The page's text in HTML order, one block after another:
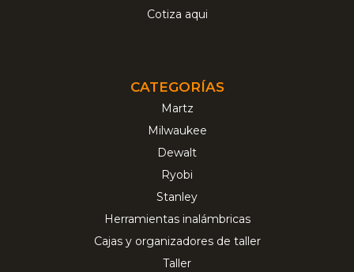
Cotiza aqui
CATEGORÍAS
Martz
Milwaukee
Dewalt
Ryobi
Stanley
Herramientas inalámbricas
Cajas y organizadores de taller
Taller